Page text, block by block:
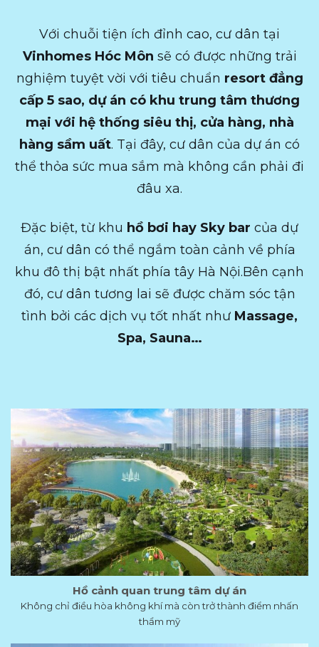
Với chuỗi tiện ích đỉnh cao, cư dân tại
Vinhomes Hóc Môn sẽ có được những trải
nghiệm tuyệt vời với tiêu chuẩn resort đẳng
cấp 5 sao, dự án có khu trung tâm thương
mại với hệ thống siêu thị, cửa hàng, nhà
hàng sầm uất. Tại đây, cư dân của dự án có
thể thỏa sức mua sắm mà không cần phải đi
đâu xa.
Đặc biệt, từ khu hồ bơi hay Sky bar của dự
án, cư dân có thể ngắm toàn cảnh về phía
khu đô thị bật nhất phía tây Hà Nội.Bên cạnh
đó, cư dân tương lai sẽ được chăm sóc tận
tình bởi các dịch vụ tốt nhất như Massage,
Spa, Sauna…
Hồ cảnh quan trung tâm dự án
Không chỉ điều hòa không khí mà còn trở thành điểm nhấn
thẩm mỹ